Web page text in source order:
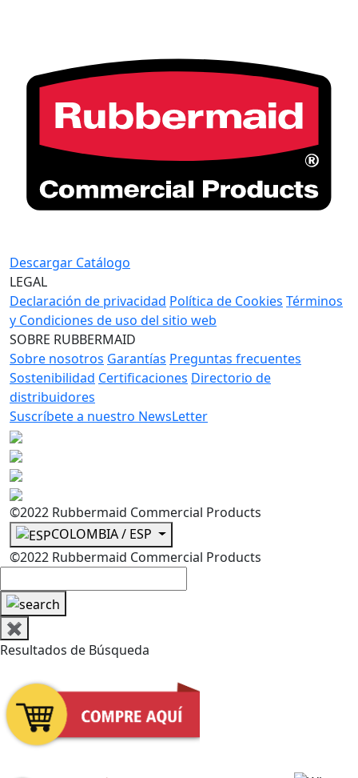
Descargar Catálogo
LEGAL
Declaración de privacidad Política de Cookies Términos
y Condiciones de uso del sitio web
SOBRE RUBBERMAID
Sobre nosotros Garantías Preguntas frecuentes
Sostenibilidad Certificaciones Directorio de
distribuidores
Suscríbete a nuestro NewsLetter
©2022 Rubbermaid Commercial Products
COLOMBIA / ESP
©2022 Rubbermaid Commercial Products
✖
Resultados de Búsqueda